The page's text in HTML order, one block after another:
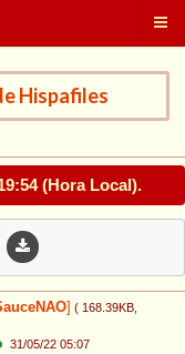
Hispafiles
(Hora Local).
( 168.39KB
31/05/22 05:07